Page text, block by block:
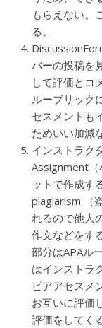
もらえない。
る。
バーの投稿を
して評価とコ
ルーブリック
セスメントも
ためいい加減
インストラク
Assignment（
ットで作成す
plagiarism （
れるので他人
作文などをす
部分はAPAル
はインストラ
ピアアセスメ
お互いに評価
評価をしてく